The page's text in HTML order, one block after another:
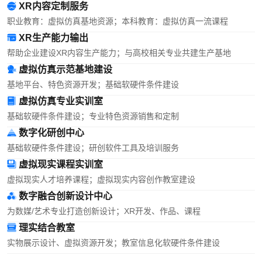
XR内容定制服务
职业教育：虚拟仿真基地资源；本科教育：虚拟仿真一流课程
XR生产能力输出
帮助企业建设XR内容生产能力；与高校相关专业共建生产基地
虚拟仿真示范基地建设
基地平台、特色资源开发；基础软硬件条件建设
虚拟仿真专业实训室
基础软硬件条件建设；专业特色资源销售和定制
数字化研创中心
基础软硬件条件建设；研创软件工具及培训服务
虚拟现实课程实训室
虚拟现实人才培养课程；虚拟现实内容创作教室建设
数字融合创新设计中心
为数媒/艺术专业打造创新设计；XR开发、作品、课程
理实结合教室
实物展示设计、虚拟资源开发；教室信息化软硬件条件建设